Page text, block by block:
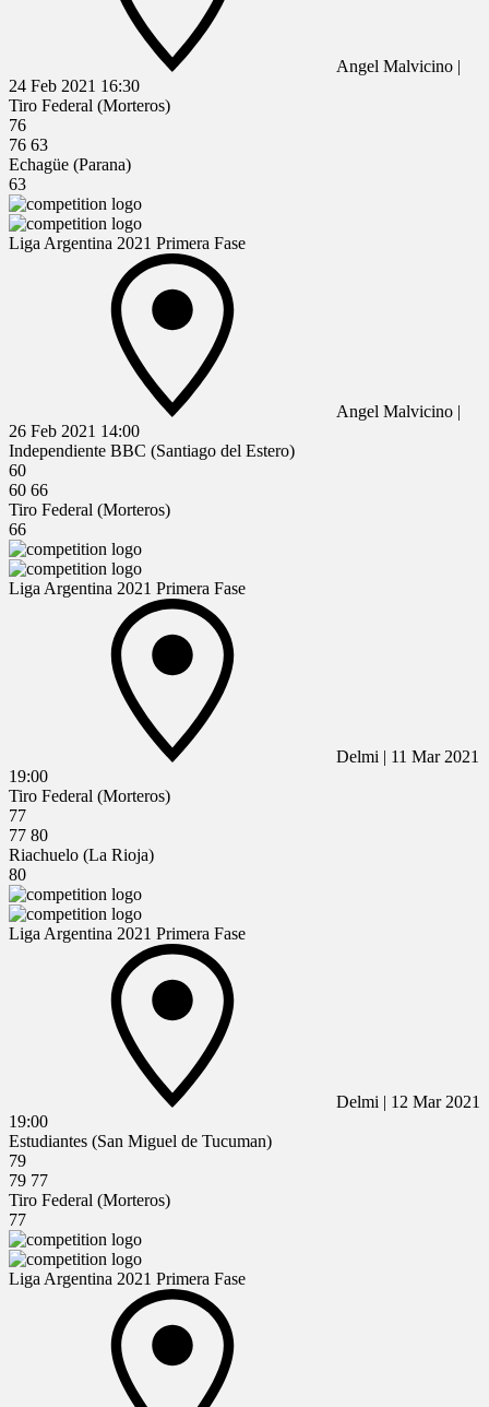
Angel Malvicino |
24 Feb 2021 16:30
Tiro Federal (Morteros)
76
76 63
Echagüe (Parana)
63
Liga Argentina 2021 Primera Fase
Angel Malvicino |
26 Feb 2021 14:00
Independiente BBC (Santiago del Estero)
60
60 66
Tiro Federal (Morteros)
66
Liga Argentina 2021 Primera Fase
Delmi | 11 Mar 2021
19:00
Tiro Federal (Morteros)
77
77 80
Riachuelo (La Rioja)
80
Liga Argentina 2021 Primera Fase
Delmi | 12 Mar 2021
19:00
Estudiantes (San Miguel de Tucuman)
79
79 77
Tiro Federal (Morteros)
77
Liga Argentina 2021 Primera Fase